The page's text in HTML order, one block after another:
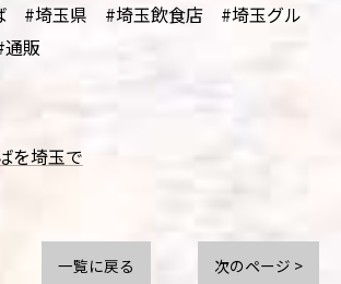
#埼玉県 #埼玉飲食店 #埼玉グル
販
を埼玉で
一覧に戻る 次のページ >